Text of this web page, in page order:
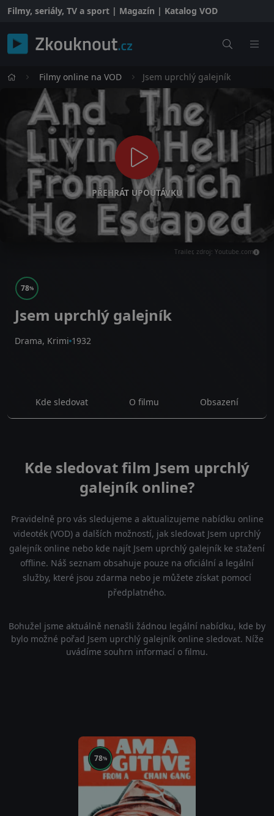
Filmy, seriály, TV a sport | Magazín | Katalog VOD
Filmy online na VOD Jsem uprchlý galejník
PŘEHRÁT UPOUTÁVKU
Trailer, zdroj: Youtube.com
78%
Jsem uprchlý galejník
Drama, Krimi 1932
Kde sledovat O filmu Obsazení
Kde sledovat film Jsem uprchlý
galejník online?
Pravidelně pro vás sledujeme a aktualizujeme nabídku online
videoték (VOD) a dalších možností, jak sledovat Jsem uprchlý
galejník online nebo kde najít Jsem uprchlý galejník ke stažení
offline. Náš seznam obsahuje pouze na oficiální a legální
služby, které jsou zdarma nebo je můžete získat pomocí
předplatného.
Bohužel jsme aktuálně nenašli žádnou legální nabídku, kde by
bylo možné pořad Jsem uprchlý galejník online sledovat. Níže
uvádíme souhrn informací o filmu.
78%